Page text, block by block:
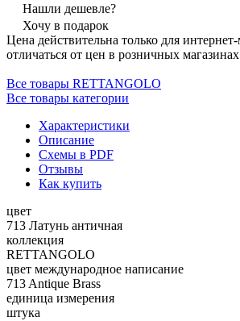
Нашли дешевле?
Хочу в подарок
Цена действительна только для
отличаться от цен в розничных магазинах
Все товары RETTANGOLO
Все товары категории
Характеристики
Описание
Схемы в PDF
Отзывы
Как купить
цвет
713 Латунь античная
коллекция
RETTANGOLO
цвет международное написание
713 Antique Brass
единица измерения
штука